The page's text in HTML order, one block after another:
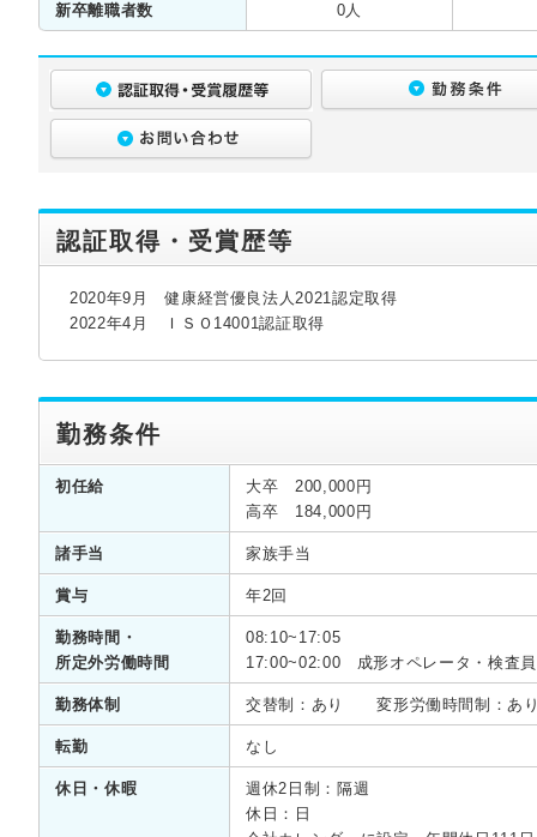
新卒離職者数 0人
認証取得・受賞歴等
2020年9月 健康経営優良法人2021認定取得
2022年4月 ＩＳＯ14001認証取得
勤務条件
初任給
大卒 200,000円
高卒 184,000円
諸手当 家族手当
賞与 年2回
勤務時間・
所定外労働時間
08:10~17:05
17:00~02:00 成形オペレータ・検査
勤務体制 交替制：あり 変形労働時間制：あ
転勤 なし
休日・休暇
週休2日制：隔週
休日：日